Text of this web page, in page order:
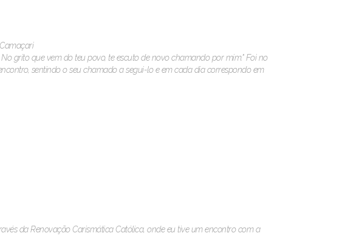
grito que vem do teu povo, te escuto de novo chamando por mim." Foi no
sentindo o seu chamado a segui-lo e em cada dia correspondo em
da Renovação Carismática Católica, onde eu tive um encontro com a